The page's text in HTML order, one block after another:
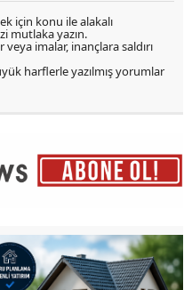
için konu ile alakalı
mutlaka yazın.
imalar, inançlara saldırı
harflerle yazılmış yorumlar